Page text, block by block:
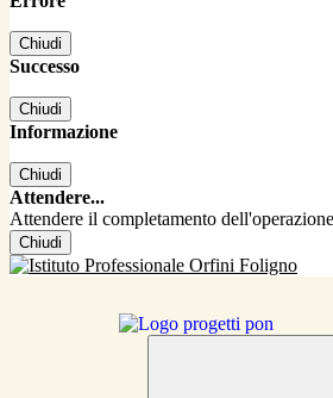
Chiudi
Successo
Chiudi
Informazione
Chiudi
Attendere...
Attendere il completamento
Chiudi